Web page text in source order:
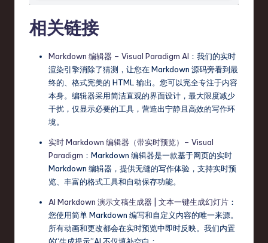
相关链接
Markdown 编辑器 – Visual Paradigm AI ：我们的实时
渲染引擎消除了猜测，让您在 Markdown 源码旁看到最
终的、格式完美的 HTML 输出。您可以完全专注于内容
本身。编辑器采用简洁直观的界面设计，最大限度减少
干扰，仅显示必要的工具，营造出宁静且高效的写作环
境。
实时 Markdown 编辑器（带实时预览）– Visual
Paradigm ：Markdown 编辑器是一款基于网页的实时
Markdown 编辑器，提供无缝的写作体验，支持实时预
览、丰富的格式工具和自动保存功能。
AI Markdown 演示文稿生成器 | 文本一键生成幻灯片 ：
您使用简单 Markdown 编写和自定义内容的唯一来源。
所有动画和更改都会在实时预览中即时反映。我们内置
的“生成提示”AI 不仅填补空白；……